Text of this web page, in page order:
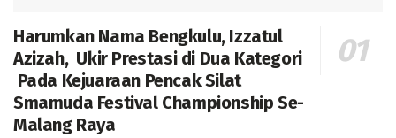
Harumkan Nama Bengkulu, Izzatul
Azizah, Ukir Prestasi di Dua Kategori
Pada Kejuaraan Pencak Silat
Smamuda Festival Championship Se-
Malang Raya